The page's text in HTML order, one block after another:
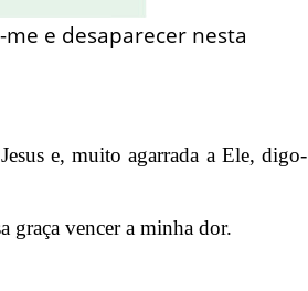
e desaparecer nesta
e, muito agarrada a Ele, digo-
graça vencer a minha dor.